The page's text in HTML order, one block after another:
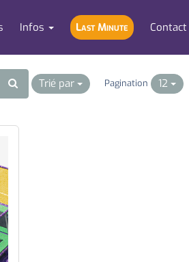
Infos Last Minute Contact
Trié par Pagination 12